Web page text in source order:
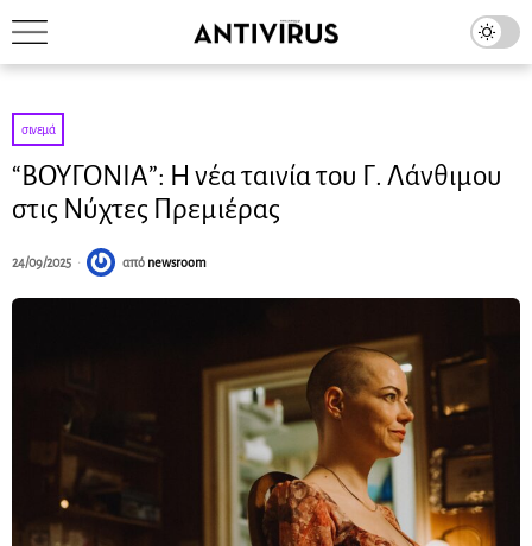
σινεμά
“ΒΟΥΓΟΝΙΑ”: Η νέα ταινία του Γ. Λάνθιμου
στις Νύχτες Πρεμιέρας
24/09/2025 από newsroom